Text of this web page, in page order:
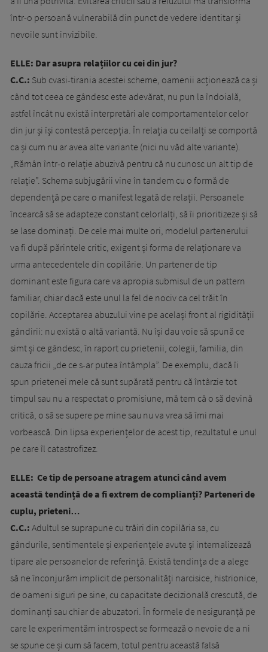
într-o persoană vulnerabilă din punct de vedere identitar și
nevoile sunt invizibile.
ELLE: Dar asupra relațiilor cu cei din jur?
C.C.: Sub cvasi-tirania acestei scheme, oamenii acționează ca și
când tot ceea ce gândesc este adevărat, nu pun la îndoială,
astfel încât nu există interpretări ale comportamentelor celor
din jur și își contestă percepția. În relația cu ceilalți se comportă
ca și cum nu ar avea alte variante (nici nu văd alte variante).
„Rămân într-o relație abuzivă pentru că nu cunosc un alt tip de
relație”. Schema subjugării vine în tandem cu o formă de
dependență pe care o manifest legată de relații. Persoanele
încearcă să se adapteze constant celorlalți, să îi prioritizeze și să
se lase dominați. De cele mai multe ori, modelul partenerului
va fi după părintele critic, exigent și forma de relaționare va
urma antecedentele din copilărie. Un partener de tip
dominant este figura care va apropia submisul de un pattern
familiar, chiar dacă este unul la fel de nociv ca cel trăit în
copilărie. Acceptarea abuzului vine pe același front al rigidității
gândirii: nu există o altă variantă. Nu își dau voie să spună ce
simt și ce gândesc, în raport cu prietenii, colegii, familia, din
cauza fricii „de ce s-ar putea întâmpla”. De exemplu, dacă îi
spun prietenei mele că sunt supărată pentru că întârzie tot
timpul sau nu a respectat o promisiune, mă tem că o să devină
critică, o să se supere pe mine sau nu va vrea să îmi mai
vorbească. Din lipsa experiențelor de acest tip, rezultatul e unul
pe care îl catastrofizez.
ELLE: Ce tip de persoane atragem atunci când avem
această tendință de a fi extrem de complianți? Parteneri de
cuplu, prieteni…
C.C.: Adultul se suprapune cu trăiri din copilăria sa, cu
gândurile, sentimentele și experiențele avute și internalizează
tipare ale persoanelor de referință. Există tendința de a alege
să ne înconjurăm implicit de personalități narcisice, histrionice,
de oameni siguri pe sine, cu capacitate decizională crescută, de
dominanți sau chiar de abuzatori. În formele de nesiguranță pe
care le experimentăm introspect se formează o nevoie de a ni
se spune ce și cum să facem, totul pentru această falsă